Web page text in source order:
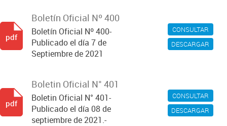
CONSULTAR
DESCARGAR
Boletín Oficial Nº 400
Boletín Oficial Nº 400-
Publicado el día 7 de
Septiembre de 2021
pdf
CONSULTAR
DESCARGAR
Boletin Oficial N° 401
Boletin Oficial N° 401-
Publicado el día 08 de
septiembre de 2021.-
pdf